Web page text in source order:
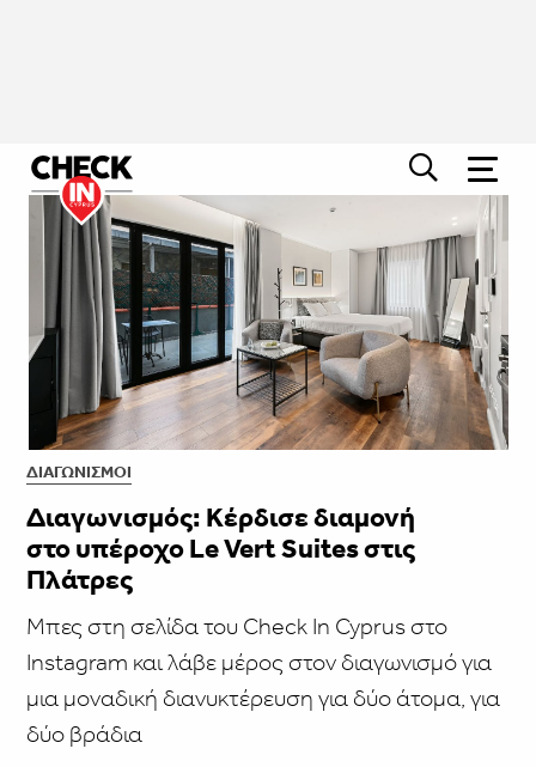
ΔΙΑΓΩΝΙΣΜΟΊ
Διαγωνισμός: Κέρδισε διαμονή
στο υπέροχο Le Vert Suites στις
Πλάτρες
Μπες στη σελίδα του Check In Cyprus στο
Instagram και λάβε μέρος στον διαγωνισμό για
μια μοναδική διανυκτέρευση για δύο άτομα, για
δύο βράδια